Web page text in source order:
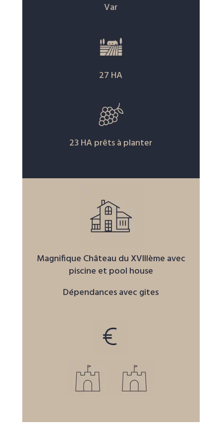
Var
27 HA
23 HA prêts à planter
Magnifique Château du XVIIIème avec
piscine et pool house
Dépendances avec gites